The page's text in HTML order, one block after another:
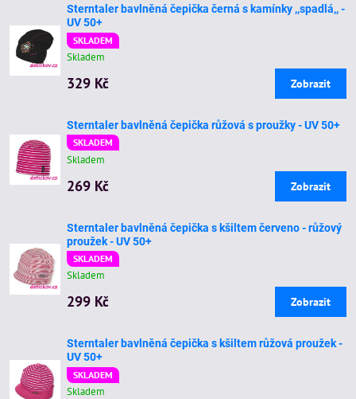
Sterntaler bavlněná čepička černá s kamínky ,,spadlá,, -
UV 50+
SKLADEM
Skladem
329 Kč Zobrazit
Sterntaler bavlněná čepička růžová s proužky - UV 50+
SKLADEM
Skladem
269 Kč Zobrazit
Sterntaler bavlněná čepička s kšiltem červeno - růžový
proužek - UV 50+
SKLADEM
Skladem
299 Kč Zobrazit
Sterntaler bavlněná čepička s kšiltem růžová proužek -
UV 50+
SKLADEM
Skladem